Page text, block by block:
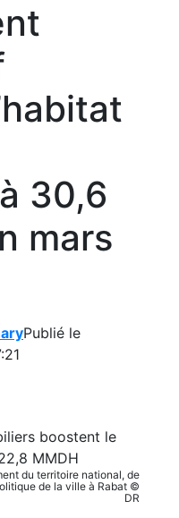
30,6
mars
Publié le
du territoire national, de
de la ville à Rabat ©
DR